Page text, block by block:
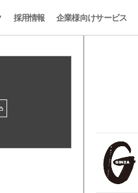
採用情報 企業様向けサービス